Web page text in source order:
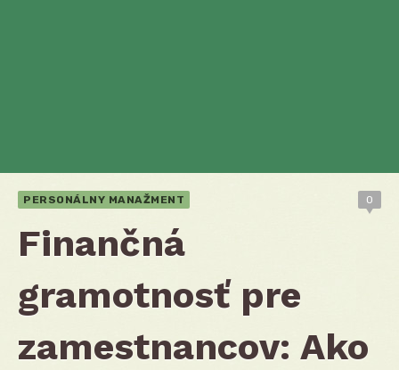
PERSONÁLNY MANAŽMENT 0
Finančná
gramotnosť pre
zamestnancov: Ako